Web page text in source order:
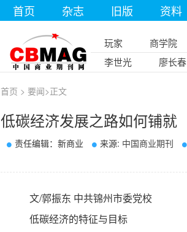
首页 杂志 旧版 资料
玩家 商学院
李世光
廖长春
首页 > 要闻>正文
低碳经济发展之路如何铺就
责任编辑：新商业 来源: 中国商业期刊
文/郭振东 中共锦州市委党校
低碳经济的特征与目标